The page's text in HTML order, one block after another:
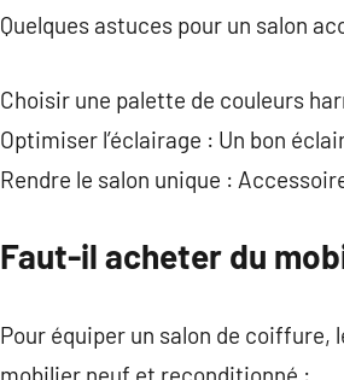
Quelques astuces pour un salon
Choisir une palette de couleurs
Optimiser l’éclairage : Un bon
Rendre le salon unique :
Faut-il acheter du
Pour équiper un salon de
mobilier neuf et reconditionné :